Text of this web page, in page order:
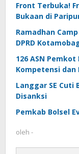
Front Terbuka!
Bukaan di
Ramadhan
DPRD
126 ASN
Kompetensi dan
Langgar SE Cuti
Disanksi
Pemkab Bolsel
oleh -